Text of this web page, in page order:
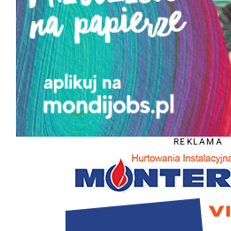
REKLAMA